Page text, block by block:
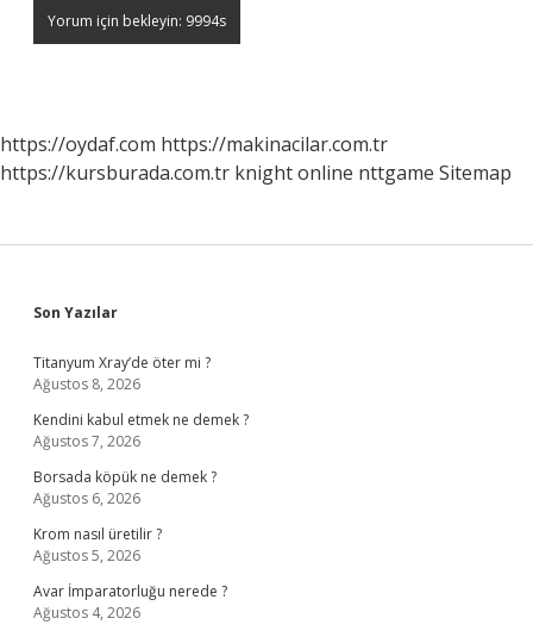
https://oydaf.com https://makinacilar.com.tr
https://kursburada.com.tr knight online nttgame Sitemap
Sidebar
Son Yazılar
Titanyum Xray’de öter mi ?
Ağustos 8, 2026
Kendini kabul etmek ne demek ?
Ağustos 7, 2026
Borsada köpük ne demek ?
Ağustos 6, 2026
Krom nasıl üretilir ?
Ağustos 5, 2026
Avar İmparatorluğu nerede ?
Ağustos 4, 2026